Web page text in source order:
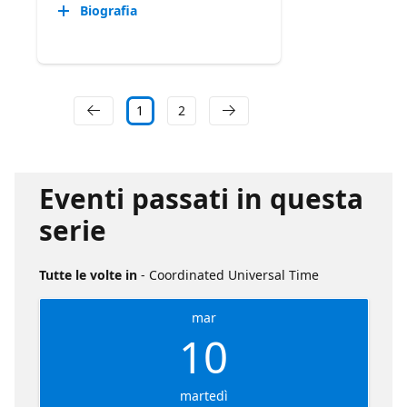
Biografia
1 2
Eventi passati in questa
serie
Tutte le volte in - Coordinated Universal Time
mar
10
martedì